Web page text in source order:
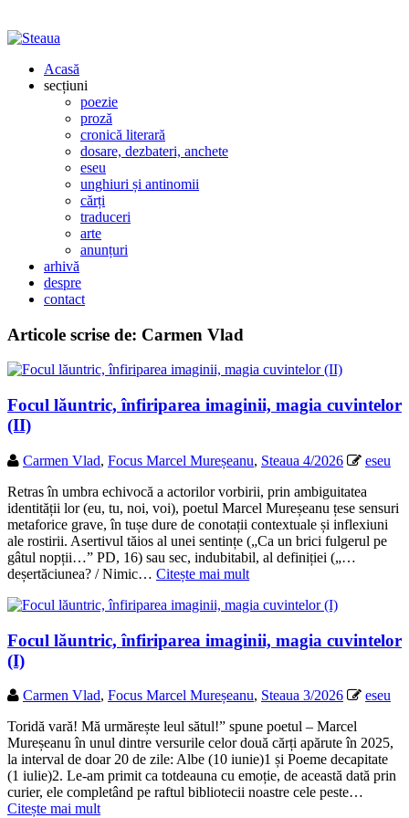
Acasă
secțiuni
poezie
proză
cronică literară
dosare, dezbateri, anchete
eseu
unghiuri și antinomii
cărți
traduceri
arte
anunțuri
arhivă
despre
contact
Articole scrise de: Carmen Vlad
Focul lăuntric, înfiriparea imaginii, magia cuvintelor
(II)
Carmen Vlad, Focus Marcel Mureșeanu, Steaua 4/2026
eseu
Retras în umbra echivocă a actorilor vorbirii, prin ambiguitatea
identității lor (eu, tu, noi, voi), poetul Marcel Mureșeanu țese sensuri
metaforice grave, în tușe dure de conotații contextuale și inflexiuni
ale rostirii. Asertivul tăios al unei sentințe („Ca un brici fulgerul pe
gâtul nopții…” PD, 16) sau sec, indubitabil, al definiției („…
deșertăciunea? / Nimic… Citește mai mult
Focul lăuntric, înfiriparea imaginii, magia cuvintelor
(I)
Carmen Vlad, Focus Marcel Mureșeanu, Steaua 3/2026
eseu
Toridă vară! Mă urmărește leul sătul!” spune poetul – Marcel
Mureșeanu în unul dintre versurile celor două cărți apărute în 2025,
la interval de doar 20 de zile: Albe (10 iunie)1 și Poeme decapitate
(1 iulie)2. Le-am primit ca totdeauna cu emoție, de această dată prin
curier, ele completând pe raftul bibliotecii noastre cele peste…
Citește mai mult